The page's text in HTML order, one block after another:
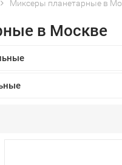
Миксеры планетарные в
в Москве